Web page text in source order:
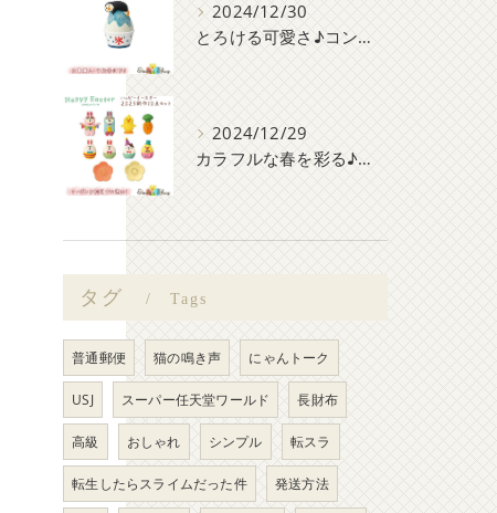
2024/12/30
とろける可愛さ♪コンコンブルのかき氷マスコット大集合！
2024/12/29
カラフルな春を彩る♪コンコンブルHappy Easter 新作10点セット
タグ Tags
普通郵便 猫の鳴き声 にゃんトーク
USJ スーパー任天堂ワールド 長財布
高級 おしゃれ シンプル 転スラ
転生したらスライムだった件 発送方法